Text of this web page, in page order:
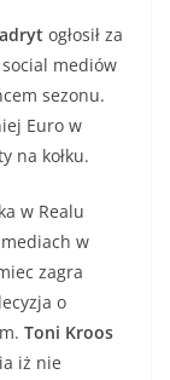
ogłosił za
mediów
sezonu.
Euro w
na kołku.
w Realu
w
zagra
o
Toni Kroos
iż nie